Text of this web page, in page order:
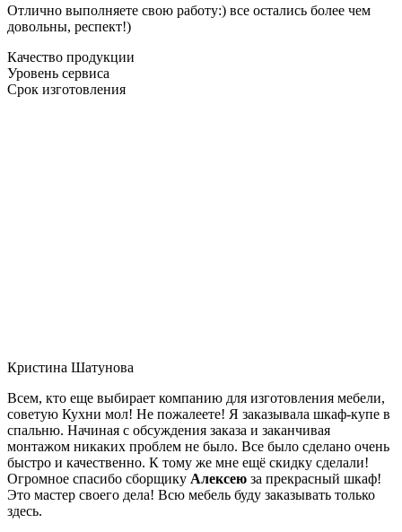
Отлично выполняете свою работу:) все остались более чем
довольны, респект!)
Качество продукции
Уровень сервиса
Срок изготовления
Кристина Шатунова
Всем, кто еще выбирает компанию для изготовления мебели,
советую Кухни мол! Не пожалеете! Я заказывала шкаф-купе в
спальню. Начиная с обсуждения заказа и заканчивая
монтажом никаких проблем не было. Все было сделано очень
быстро и качественно. К тому же мне ещё скидку сделали!
Огромное спасибо сборщику Алексею за прекрасный шкаф!
Это мастер своего дела! Всю мебель буду заказывать только
здесь.